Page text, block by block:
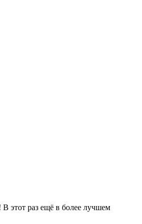
этот раз ещё в более лучшем